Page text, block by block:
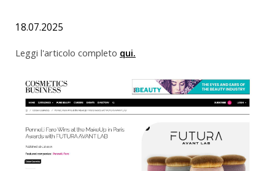
18.07.2025
Leggi l'articolo completo qui.